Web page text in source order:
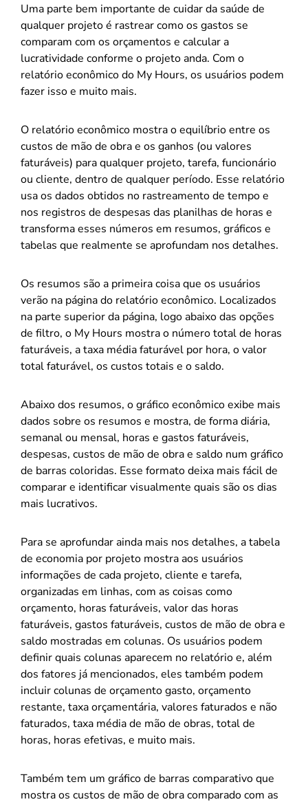
Uma parte bem importante de cuidar da saúde de
qualquer projeto é rastrear como os gastos se
comparam com os orçamentos e calcular a
lucratividade conforme o projeto anda. Com o
relatório econômico do My Hours, os usuários podem
fazer isso e muito mais.
O relatório econômico mostra o equilíbrio entre os
custos de mão de obra e os ganhos (ou valores
faturáveis) para qualquer projeto, tarefa, funcionário
ou cliente, dentro de qualquer período. Esse relatório
usa os dados obtidos no rastreamento de tempo e
nos registros de despesas das planilhas de horas e
transforma esses números em resumos, gráficos e
tabelas que realmente se aprofundam nos detalhes.
Os resumos são a primeira coisa que os usuários
verão na página do relatório econômico. Localizados
na parte superior da página, logo abaixo das opções
de filtro, o My Hours mostra o número total de horas
faturáveis, a taxa média faturável por hora, o valor
total faturável, os custos totais e o saldo.
Abaixo dos resumos, o gráfico econômico exibe mais
dados sobre os resumos e mostra, de forma diária,
semanal ou mensal, horas e gastos faturáveis,
despesas, custos de mão de obra e saldo num gráfico
de barras coloridas. Esse formato deixa mais fácil de
comparar e identificar visualmente quais são os dias
mais lucrativos.
Para se aprofundar ainda mais nos detalhes, a tabela
de economia por projeto mostra aos usuários
informações de cada projeto, cliente e tarefa,
organizadas em linhas, com as coisas como
orçamento, horas faturáveis, valor das horas
faturáveis, gastos faturáveis, custos de mão de obra e
saldo mostradas em colunas. Os usuários podem
definir quais colunas aparecem no relatório e, além
dos fatores já mencionados, eles também podem
incluir colunas de orçamento gasto, orçamento
restante, taxa orçamentária, valores faturados e não
faturados, taxa média de mão de obras, total de
horas, horas efetivas, e muito mais.
Também tem um gráfico de barras comparativo que
mostra os custos de mão de obra comparado com as